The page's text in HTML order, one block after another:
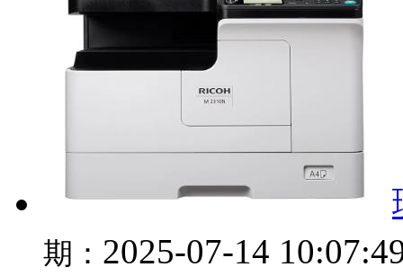
期： 2025-07-14